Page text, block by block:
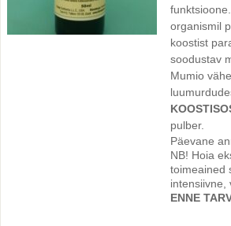
organismil
koostist
soodustav
Mumio
pulber.
Päevane
NB! Hoia
toimeained
intensiivne,
ENNE